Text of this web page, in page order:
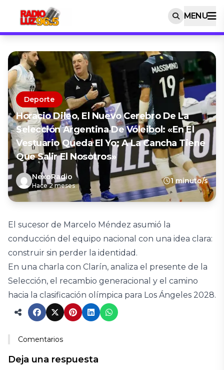
MENU
Deporte
Horacio Dileo, El Nuevo Cerebro De La
Selección Argentina De Vóleibol: «En El
Vestuario Queda El Yo; A La Cancha Tiene
Que Salir El Nosotros»
NexoRadio
Hace 2 meses
1 minuto/s
El sucesor de Marcelo Méndez asumió la
conducción del equipo nacional con una idea clara:
construir sin perder la identidad.
En una charla con Clarín, analiza el presente de la
Selección, el recambio generacional y el camino
hacia la clasificación olímpica para Los Ángeles 2028.
Comentarios
Deja una respuesta